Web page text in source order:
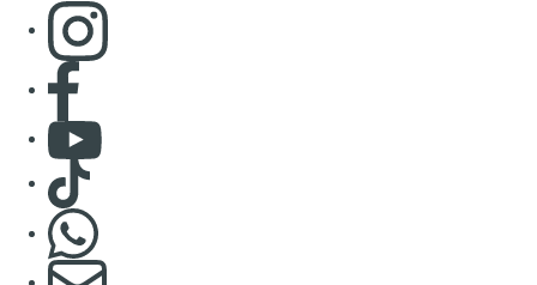
Connaître BX1
Publicité
Offres d'emploi
Contact
Mentions légales
Politique de cookies (UE)
Gérer les cookies